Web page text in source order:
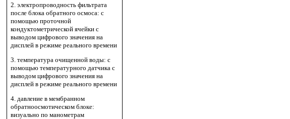
2. электропроводность фильтрата
после блока обратного осмоса: с
помощью проточной
кондуктометрической ячейки с
выводом цифрового значения на
дисплей в режиме реального времени
3. температура очищенной воды: с
помощью температурного датчика с
выводом цифрового значения на
дисплей в режиме реального времени
4. давление в мембранном
обратноосмотическом блоке:
визуально по манометрам